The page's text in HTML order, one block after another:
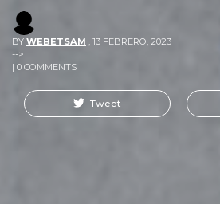
BY WEBETSAM
13 FEBRERO, 2023
-->
| 0 COMMENTS
Tweet